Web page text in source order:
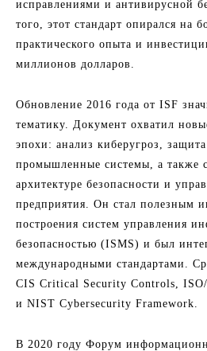
исправлениями и антивирусной
того, этот стандарт опирался на
практического опыта и
миллионов долларов.
Обновление 2016 года от ISF
тематику. Документ охватил
эпохи: анализ киберугроз,
промышленные системы, а также
архитектуре безопасности и
предприятия. Он стал полезным
построения систем управления
безопасностью (ISMS) и был
международными стандартами.
CIS Critical Security Controls,
и NIST Cybersecurity Framework.
В 2020 году Форум